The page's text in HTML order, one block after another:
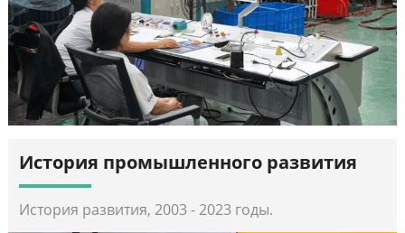
История промышленного развития
История развития, 2003 - 2023 годы.